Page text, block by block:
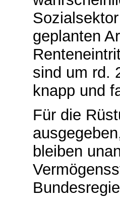
geplanten
sind um rd.
knapp und
Für die
bleiben